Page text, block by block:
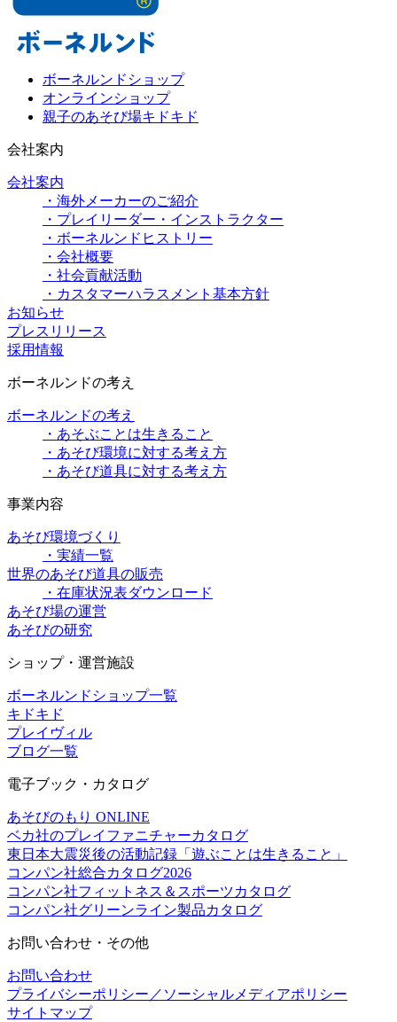
ボーネルンドショップ
オンラインショップ
親子のあそび場キドキド
会社案内
会社案内
・海外メーカーのご紹介
・プレイリーダー・インストラクター
・ボーネルンドヒストリー
・会社概要
・社会貢献活動
・カスタマーハラスメント基本方針
お知らせ
プレスリリース
採用情報
ボーネルンドの考え
ボーネルンドの考え
・あそぶことは生きること
・あそび環境に対する考え方
・あそび道具に対する考え方
事業内容
あそび環境づくり
・実績一覧
世界のあそび道具の販売
・在庫状況表ダウンロード
あそび場の運営
あそびの研究
ショップ・運営施設
ボーネルンドショップ一覧
キドキド
プレイヴィル
ブログ一覧
電子ブック・カタログ
あそびのもり ONLINE
ベカ社のプレイファニチャーカタログ
東日本大震災後の活動記録「遊ぶことは生きること」
コンパン社総合カタログ2026
コンパン社フィットネス＆スポーツカタログ
コンパン社グリーンライン製品カタログ
お問い合わせ・その他
お問い合わせ
プライバシーポリシー／ソーシャルメディアポリシー
サイトマップ